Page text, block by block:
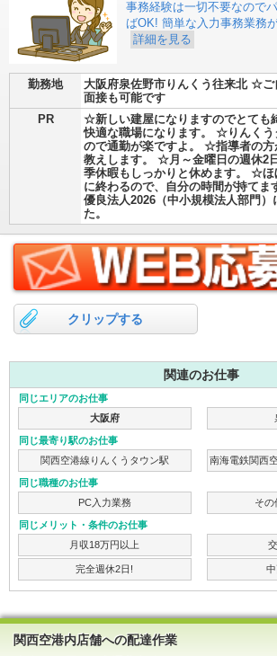
事務経験は一切不要なので
ばOK! 簡単な入力事務業務
詳細を見る
勤務地
大阪府泉佐野市りんくう往来北 ☆ご
面接も可能です
PR
☆新しい建屋になりますのでとても
快適な職場になります。 ☆りんくう
ので通勤が楽ですよ。 ☆指導者の方
教えします。 ☆月～金曜日の週休2
季休暇もしっかりと休めます。 ☆ほ
に終わるので、自分の時間が持て
優良法人2026（中小規模法人部門）
た。
クリップする
関連のお仕事
同じエリアのお仕事
大阪府
同じ最寄り駅のお仕事
関西空港線りんくうタウン駅
南海電鉄関西
同じ職種のお仕事
PC入力業務
その
同じメリット・条件のお仕事
月収18万円以上
完全週休2日!
関西空港内店舗への配達作業